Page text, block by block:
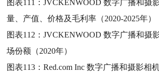
图表111：JVCKENWOOD 数字广播和摄
量、产值、价格及毛利率（2020-2025年）
图表112：JVCKENWOOD 数字广播和摄
场份额（2020年）
图表113：Red.com Inc 数字广播和摄影相